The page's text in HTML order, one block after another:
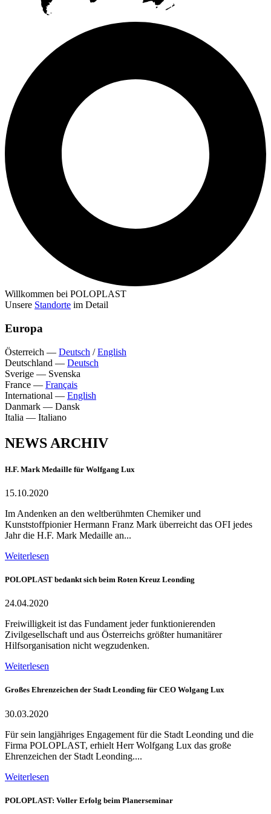
Willkommen bei POLOPLAST
Unsere Standorte im Detail
Europa
Österreich — Deutsch /English
Deutschland — Deutsch
Sverige — Svenska
France — Français
International — English
Danmark — Dansk
Italia — Italiano
NEWS ARCHIV
H.F. Mark Medaille für Wolfgang Lux
15.10.2020
Im Andenken an den weltberühmten Chemiker und
Kunststoffpionier Hermann Franz Mark überreicht das OFI jedes
Jahr die H.F. Mark Medaille an...
Weiterlesen
POLOPLAST bedankt sich beim Roten Kreuz Leonding
24.04.2020
Freiwilligkeit ist das Fundament jeder funktionierenden
Zivilgesellschaft und aus Österreichs größter humanitärer
Hilfsorganisation nicht wegzudenken.
Weiterlesen
Großes Ehrenzeichen der Stadt Leonding für CEO Wolgang Lux
30.03.2020
Für sein langjähriges Engagement für die Stadt Leonding und die
Firma POLOPLAST, erhielt Herr Wolfgang Lux das große
Ehrenzeichen der Stadt Leonding....
Weiterlesen
POLOPLAST: Voller Erfolg beim Planerseminar